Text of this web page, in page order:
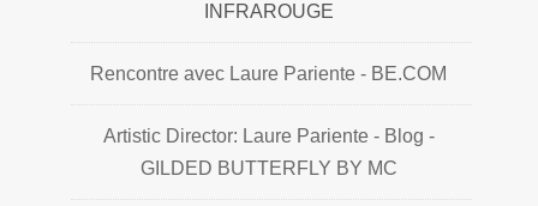
INFRAROUGE
Rencontre avec Laure Pariente - BE.COM
Artistic Director: Laure Pariente - Blog -
GILDED BUTTERFLY BY MC